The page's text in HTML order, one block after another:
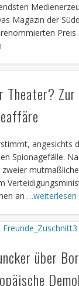
Magazin der
Preis
Theater?
angesichts
Spionagefälle.
zweier
an …weiterlesen
über